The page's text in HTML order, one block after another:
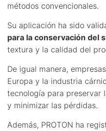
métodos convencionales.
Su aplicación ha sido
para la conservación del
textura y la calidad del
De igual manera,
Europa y la industria
tecnología para preservar
y minimizar las pérdidas.
Además, PROTON ha